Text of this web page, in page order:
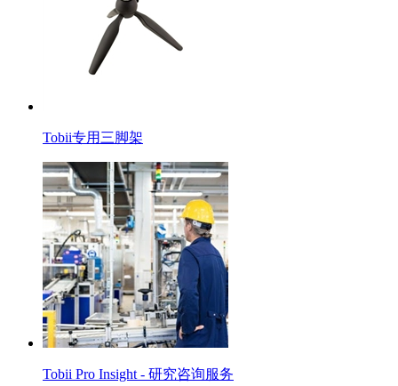
Tobii专用三脚架
Tobii Pro Insight - 研究咨询服务